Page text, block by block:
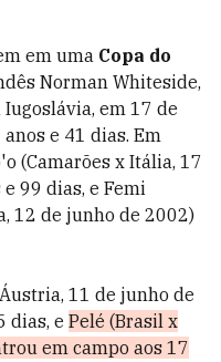
em uma Copa do
Norman Whiteside,
em 17 de
e 41 dias. Em
(Camarões x Itália, 17
99 dias, e Femi
12 de junho de 2002)
11 de junho de
dias, e Pelé (Brasil x
em campo aos 17